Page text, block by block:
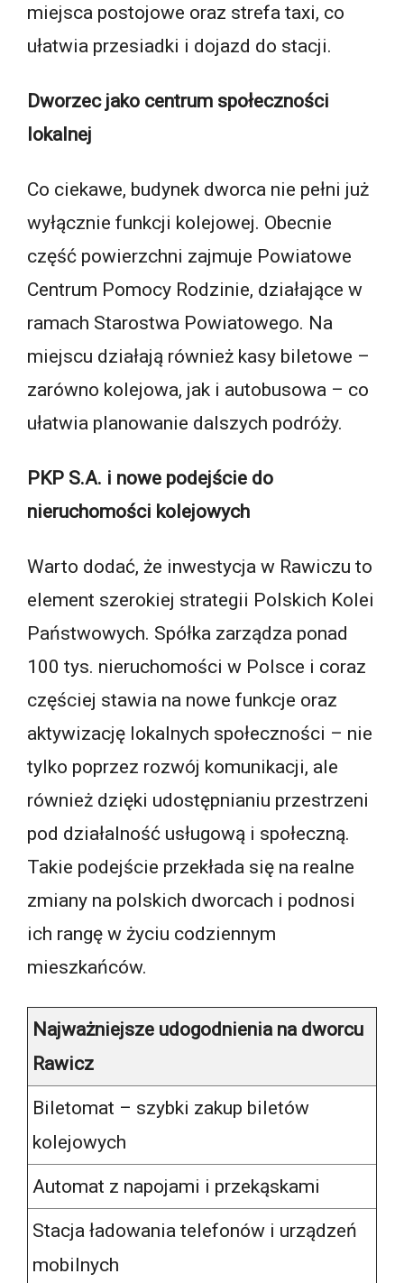
miejsca postojowe oraz strefa taxi, co
ułatwia przesiadki i dojazd do stacji.
Dworzec jako centrum społeczności
lokalnej
Co ciekawe, budynek dworca nie pełni już
wyłącznie funkcji kolejowej. Obecnie
część powierzchni zajmuje Powiatowe
Centrum Pomocy Rodzinie, działające w
ramach Starostwa Powiatowego. Na
miejscu działają również kasy biletowe –
zarówno kolejowa, jak i autobusowa – co
ułatwia planowanie dalszych podróży.
PKP S.A. i nowe podejście do
nieruchomości kolejowych
Warto dodać, że inwestycja w Rawiczu to
element szerokiej strategii Polskich Kolei
Państwowych. Spółka zarządza ponad
100 tys. nieruchomości w Polsce i coraz
częściej stawia na nowe funkcje oraz
aktywizację lokalnych społeczności – nie
tylko poprzez rozwój komunikacji, ale
również dzięki udostępnianiu przestrzeni
pod działalność usługową i społeczną.
Takie podejście przekłada się na realne
zmiany na polskich dworcach i podnosi
ich rangę w życiu codziennym
mieszkańców.
Najważniejsze udogodnienia na dworcu
Rawicz
Biletomat – szybki zakup biletów
kolejowych
Automat z napojami i przekąskami
Stacja ładowania telefonów i urządzeń
mobilnych